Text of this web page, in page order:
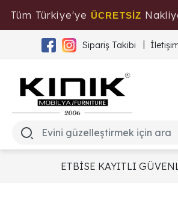
Tüm Türkiye'ye ÜCRETSİZ
Tıklayınız
Sipariş Takibi
ETBİSE KAYITLI